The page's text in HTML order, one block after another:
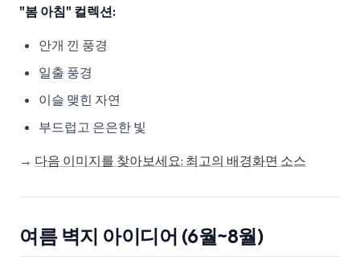
"봄 아침" 컬렉션:
안개 낀 풍경
일출 풍경
이슬 맺힌 자연
부드럽고 은은한 빛
→ 다음 이미지를 찾아보세요: 최고의 배경화면 소스
여름 벽지 아이디어 (6월~8월)